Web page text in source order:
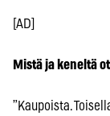
[AD]
Mistä ja keneltä
”Kaupoista.